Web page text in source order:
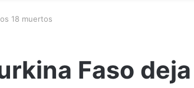
18 muertos
Faso deja